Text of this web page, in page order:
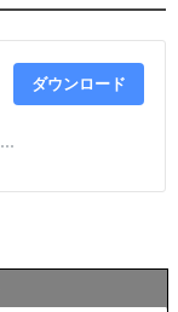
ダウンロード